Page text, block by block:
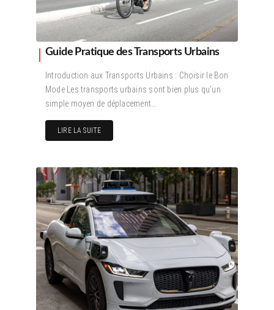
Guide Pratique des Transports Urbains
Introduction aux Transports Urbains : Choisir le Bon
Mode Les transports urbains sont bien plus qu’un
simple moyen de déplacement…
LIRE LA SUITE